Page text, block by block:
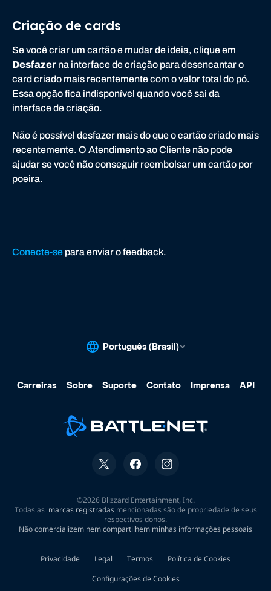
Criação de cards
Se você criar um cartão e mudar de ideia, clique em
Desfazer na interface de criação para desencantar o
card criado mais recentemente com o valor total do pó.
Essa opção fica indisponível quando você sai da
interface de criação.
Não é possível desfazer mais do que o cartão criado mais
recentemente. O Atendimento ao Cliente não pode
ajudar se você não conseguir reembolsar um cartão por
poeira.
Conecte-se para enviar o feedback.